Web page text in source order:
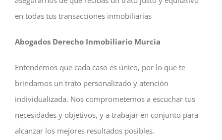
en todas tus transacciones inmobiliarias
Abogados Derecho Inmobiliario Murcia
Entendemos que cada caso es único, por lo que te
brindamos un trato personalizado y atención
individualizada. Nos comprometemos a escuchar tus
necesidades y objetivos, y a trabajar en conjunto para
alcanzar los mejores resultados posibles.